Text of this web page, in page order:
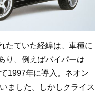
たていた経緯は、車種に
り、例えばバイパーは
1997年に導入。ネオン
ました。しかしクライス